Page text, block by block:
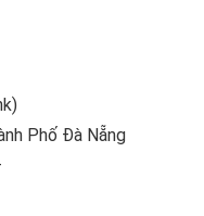
Phố Đà Nẵng